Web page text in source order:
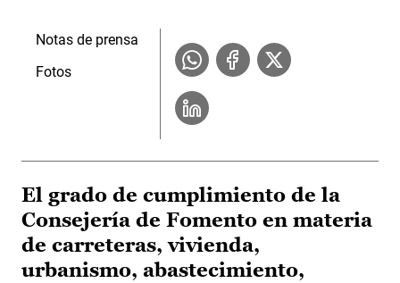
Notas de prensa
Fotos
El grado de cumplimiento de la
Consejería de Fomento en materia
de carreteras, vivienda,
urbanismo, abastecimiento,